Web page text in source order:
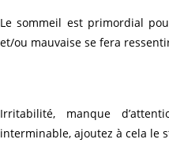
Le sommeil est primordial
et/ou mauvaise se fera
Irritabilité, manque
interminable, ajoutez à cela le